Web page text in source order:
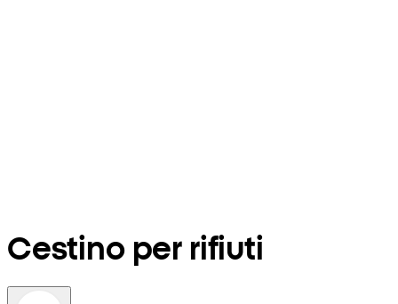
Cestino per rifiuti